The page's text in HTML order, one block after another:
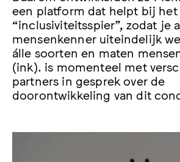
een platform dat helpt bij het
“inclusiviteitsspier”, zodat je
mensenkenner uiteindelijk
álle soorten en maten
(ink). is momenteel met
partners in gesprek over de
doorontwikkeling van dit